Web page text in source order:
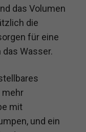
das Volumen
die
für eine
Wasser.
mehr
mit
und ein